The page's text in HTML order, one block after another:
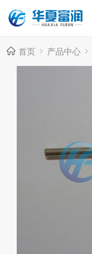
首页 产品中心